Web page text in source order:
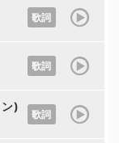
歌詞
歌詞
)
歌詞